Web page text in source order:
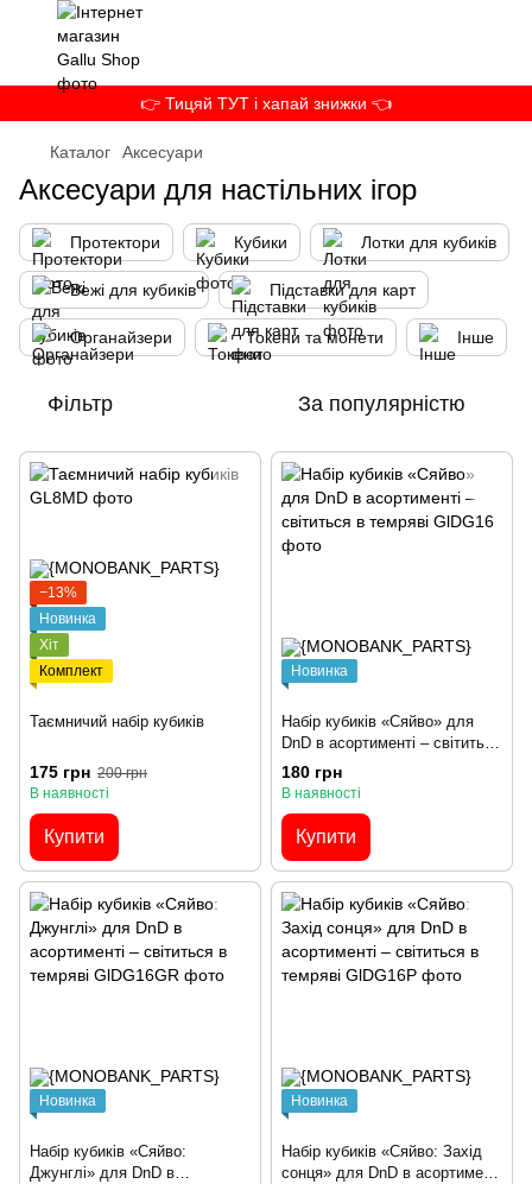
👉 Тицяй ТУТ і хапай знижки 👈
Каталог Аксесуари
Аксесуари для настільних ігор
Протектори Кубики Лотки для кубиків
Вежі для кубиків Підставки для карт
Органайзери Токени та монети Інше
Фільтр За популярністю
−13%
Новинка
Хіт
Комплект
Таємничий набір кубиків
175 грн 200 грн
В наявності
Купити
Новинка
Набір кубиків «Сяйво» для
DnD в асортименті – світиться
в темряві
180 грн
В наявності
Купити
Новинка
Набір кубиків «Сяйво:
Джунглі» для DnD в
Новинка
Набір кубиків «Сяйво: Захід
сонця» для DnD в асортименті